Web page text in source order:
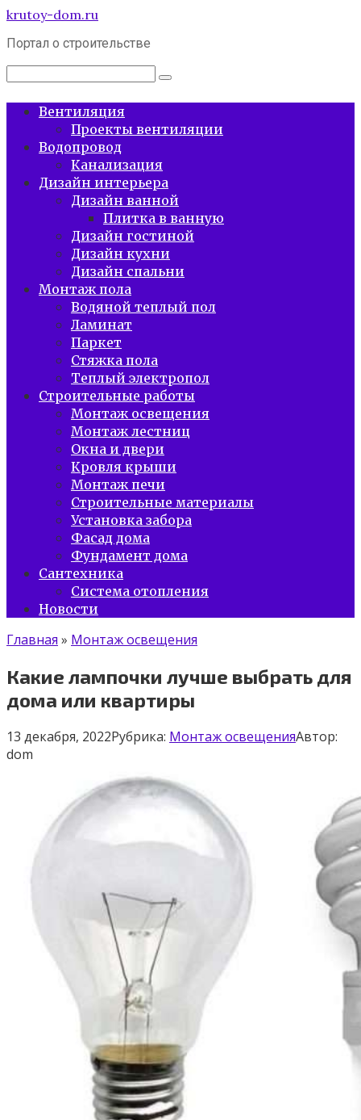
Перейти
контенту
krutoy-dom.ru
Портал о строительстве
Поиск:
Вентиляция
Проекты вентиляции
Водопровод
Канализация
Дизайн интерьера
Дизайн ванной
Плитка в ванную
Дизайн гостиной
Дизайн кухни
Дизайн спальни
Монтаж пола
Водяной теплый пол
Ламинат
Паркет
Стяжка пола
Теплый электропол
Строительные работы
Монтаж освещения
Монтаж лестниц
Окна и двери
Кровля крыши
Монтаж печи
Строительные материалы
Установка забора
Фасад дома
Фундамент дома
Сантехника
Система отопления
Новости
Главная » Монтаж освещения
Какие лампочки лучше выбрать для
дома или квартиры
13 декабря, 2022Рубрика: Монтаж освещенияАвтор:
dom